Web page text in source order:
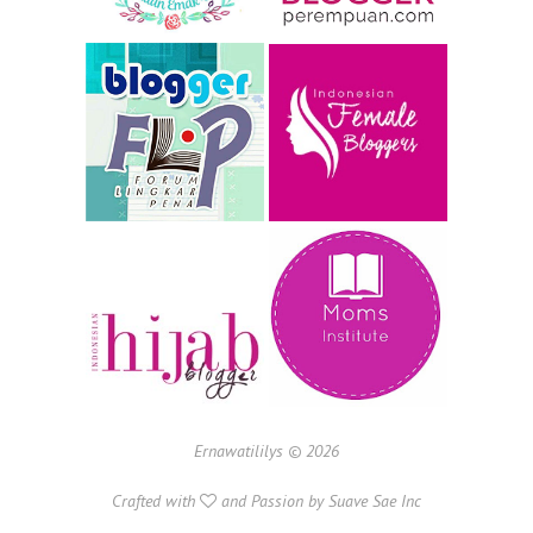
Ernawatililys © 2026
Crafted with and Passion bySuave Sae Inc